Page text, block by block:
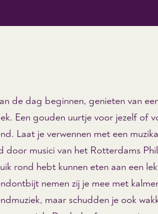
de dag beginnen, genieten van
Een gouden uurtje voor jezelf of
Laat je verwennen met een
door musici van het Rotterdams
rond hebt kunnen eten aan een
nemen zij je mee met
maar schudden je ook